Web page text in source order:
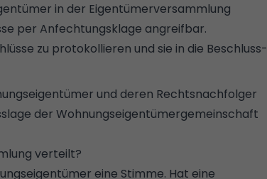
in der Eigentümerversammlung
per Anfechtungsklage angreifbar.
zu protokollieren und sie in die Beschluss-
und deren Rechtsnachfolger
der Wohnungseigentümergemeinschaft
verteilt?
eine Stimme. Hat eine